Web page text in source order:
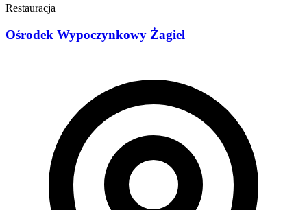
Restauracja
Ośrodek Wypoczynkowy Żagiel